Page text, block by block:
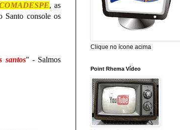
, as
Santo console os
santos" - Salmos
Clique no ícone acima
Point Rhema Vídeo